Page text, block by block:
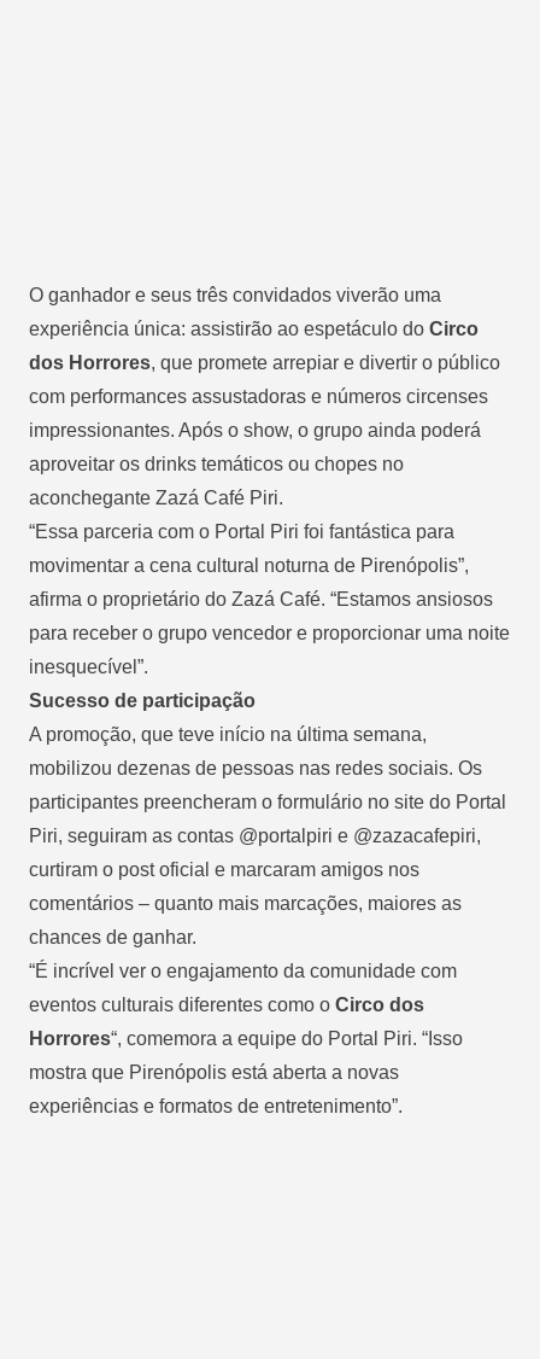
O ganhador e seus três convidados viverão uma
experiência única: assistirão ao espetáculo do Circo
dos Horrores, que promete arrepiar e divertir o público
com performances assustadoras e números circenses
impressionantes. Após o show, o grupo ainda poderá
aproveitar os drinks temáticos ou chopes no
aconchegante Zazá Café Piri.
“Essa parceria com o Portal Piri foi fantástica para
movimentar a cena cultural noturna de Pirenópolis”,
afirma o proprietário do Zazá Café. “Estamos ansiosos
para receber o grupo vencedor e proporcionar uma noite
inesquecível”.
Sucesso de participação
A promoção, que teve início na última semana,
mobilizou dezenas de pessoas nas redes sociais. Os
participantes preencheram o formulário no site do Portal
Piri, seguiram as contas @portalpiri e @zazacafepiri,
curtiram o post oficial e marcaram amigos nos
comentários – quanto mais marcações, maiores as
chances de ganhar.
“É incrível ver o engajamento da comunidade com
eventos culturais diferentes como o Circo dos
Horrores“, comemora a equipe do Portal Piri. “Isso
mostra que Pirenópolis está aberta a novas
experiências e formatos de entretenimento”.